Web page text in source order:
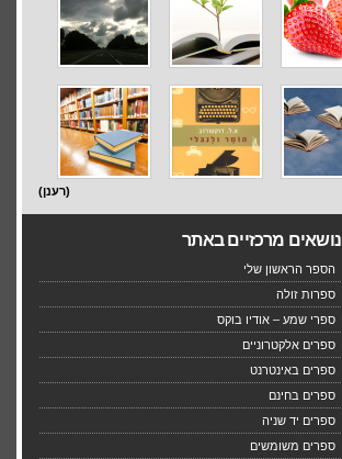
(רענן)
נושאים מרכזיים באתר
הספר הראשון שלי
ספרות זולה
ספרי שמע – אודיו בוקס
ספרים אלקטרוניים
ספרים באינטרנט
ספרים בחינם
ספרים יד שניה
ספרים משומשים